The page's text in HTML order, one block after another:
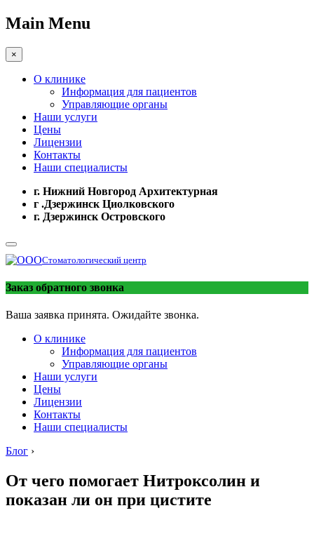
Main Menu
×
О клинике
Информация для пациентов
Управляющие органы
Наши услуги
Цены
Лицензии
Контакты
Наши специалисты
г. Нижний Новгород Архитектурная
г .Дзержинск Циолковского
г. Дзержинск Островского
Стоматологический центр
Заказ обратного звонка
Ваша заявка принята. Ожидайте звонка.
О клинике
Информация для пациентов
Управляющие органы
Наши услуги
Цены
Лицензии
Контакты
Наши специалисты
Блог ›
От чего помогает Нитроксолин и
показан ли он при цистите